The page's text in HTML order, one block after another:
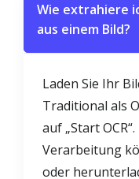
Wie extrahiere
aus einem Bild?
Laden Sie Ihr
Traditional als
auf „Start
Verarbeitung
oder